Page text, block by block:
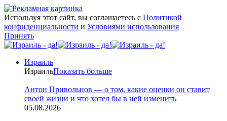
Используя этот сайт, вы соглашаетесь с Политикой
конфиденциальности и Условиями использования
Принять
Израиль
ИзраильПоказать больше
Антон Привольнов — о том, какие оценки он ставит
своей жизни и что хотел бы в ней изменить
05.08.2026